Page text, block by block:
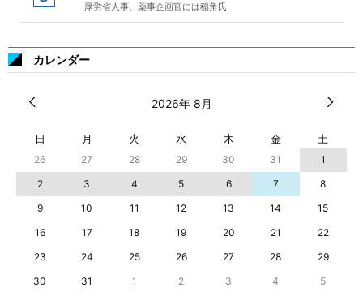
厚労省人事、薬事企画官には稲角氏
カレンダー
2026年 8月
日 月 火 水 木 金 土
26 27 28 29 30 31
1
2
3 4 5 6 7
8
9
10 11 12 13 14
15
16
17 18 19 20 21
22
23
24 25 26 27 28
29
30
31 1 2 3 4 5